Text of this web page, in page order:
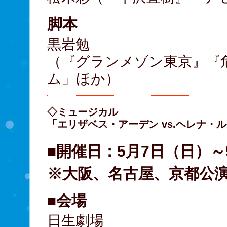
脚本
黒岩勉
（『グランメゾン東京』
ム」ほか）
◇ミュージカル
「エリザベス・アーデン vs.ヘレナ・
■開催日：5月7日（日）
※大阪、名古屋、京都公
■会場
日生劇場